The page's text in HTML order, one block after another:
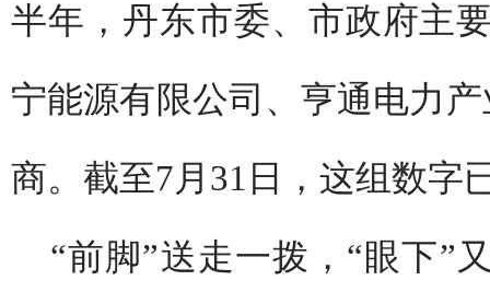
半年，丹东市委、市政府主
宁能源有限公司、亨通电力
商。截至7月31日，这组数字
“前脚”送走一拨，“眼下”